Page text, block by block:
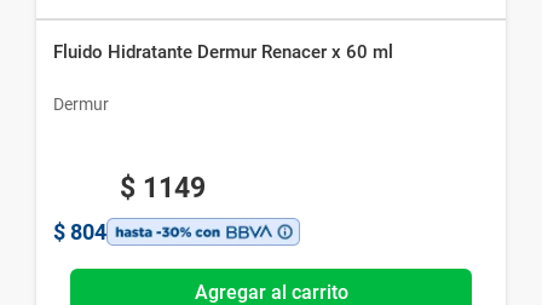
Fluido Hidratante Dermur Renacer x 60 ml
Dermur
$ 1149
$ 804
Agregar al carrito